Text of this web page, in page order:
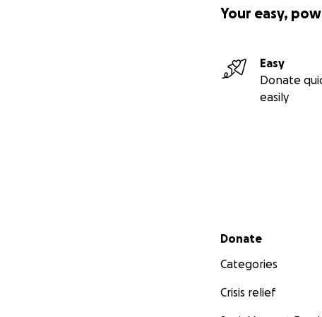
Your easy,
Easy
Donate
easily
Secondary menu
Donate
Categories
Crisis relief